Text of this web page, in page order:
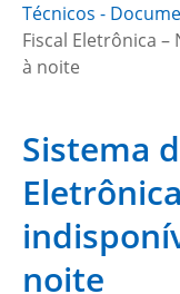
Técnicos -
Fiscal Eletrônica
à noite
Sistema
noite